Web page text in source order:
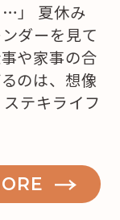
…」 夏休み
ダーを見て
や家事の合
のは、想像
テキライフ